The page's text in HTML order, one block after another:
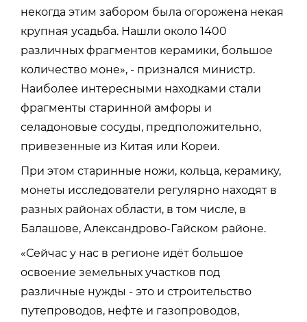
некогда этим забором была огорожена некая
крупная усадьба. Нашли около 1400
различных фрагментов керамики, большое
количество моне», - признался министр.
Наиболее интересными находками стали
фрагменты старинной амфоры и
селадоновые сосуды, предположительно,
привезенные из Китая или Кореи.
При этом старинные ножи, кольца, керамику,
монеты исследователи регулярно находят в
разных районах области, в том числе, в
Балашове, Александрово-Гайском районе.
«Сейчас у нас в регионе идёт большое
освоение земельных участков под
различные нужды - это и строительство
путепроводов, нефте и газопроводов,